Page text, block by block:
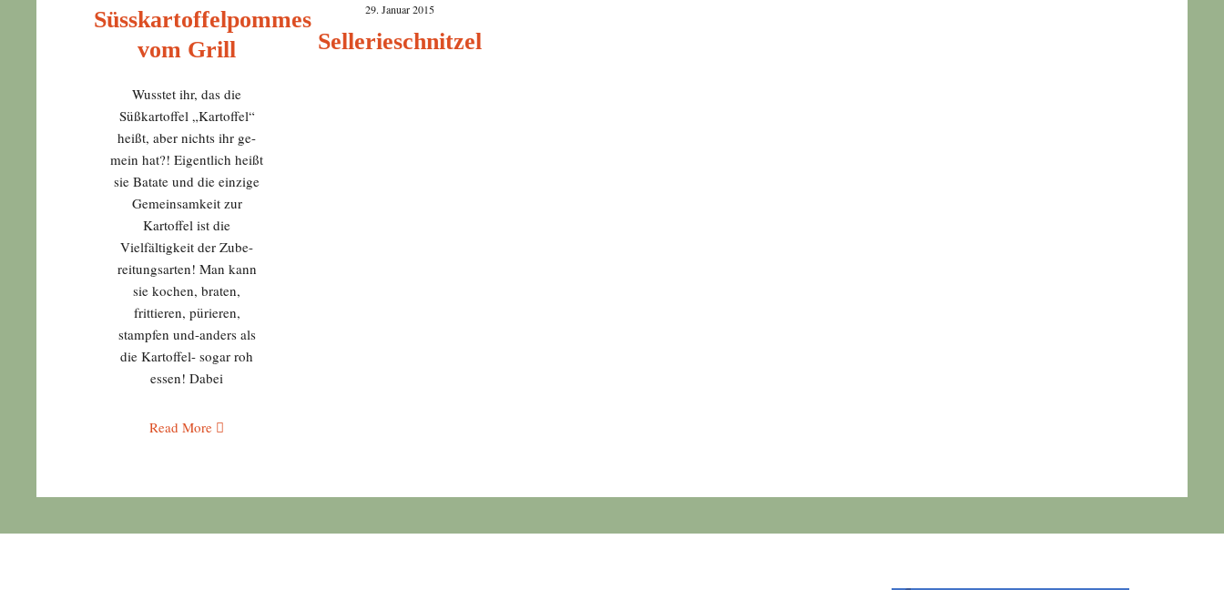
Süsskartoffelpommes
vom Grill
Wusstet ihr, das die
Süßkartoffel „Kartoffel“
heißt, aber nichts ihr ge-
mein hat?! Eigentlich heißt
sie Batate und die einzige
Gemeinsamkeit zur
Kartoffel ist die
Vielfältigkeit der Zube-
reitungsarten! Man kann
sie kochen, braten,
frittieren, pürieren,
stampfen und-anders als
die Kartoffel- sogar roh
essen! Dabei
Read More
29. Januar 2015
Sellerieschnitzel